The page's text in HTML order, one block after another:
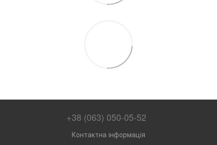
+38 (063) 050-05-52
Контактна інформація